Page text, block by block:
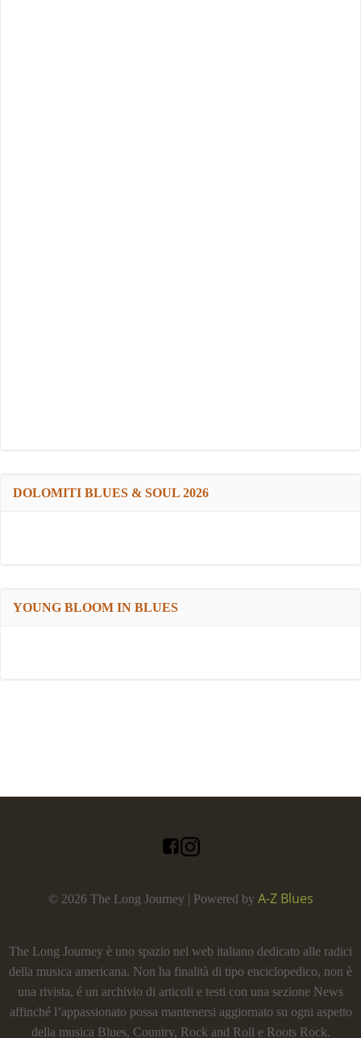
DOLOMITI BLUES & SOUL 2026
YOUNG BLOOM IN BLUES
© 2026 The Long Journey | Powered by A-Z Blues
The Long Journey è uno spazio nel web italiano dedicato alle radici
della musica americana. Non ha finalità di tipo enciclopedico, non è
una rivista, é un archivio di articoli e testi con una sezione News
affinché l’appassionato possa mantenersi aggiornato su ogni aspetto
della musica Blues, Country, Rock and Roll e Roots Rock.